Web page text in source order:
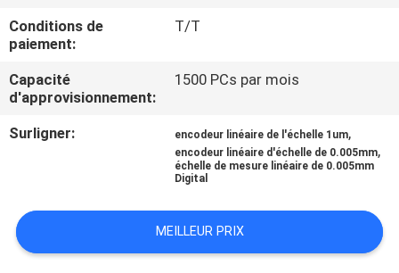
CONTACTEZ-
NOUS
NOUVELLES
PLAN
Conditions de
paiement:
T/T
Capacité
d'approvisionnement:
1500 PCs par mois
Surligner: encodeur linéaire de l'échelle 1um,
encodeur linéaire d'échelle de 0.005mm,
échelle de mesure linéaire de 0.005mm
Digital
MEILLEUR PRIX